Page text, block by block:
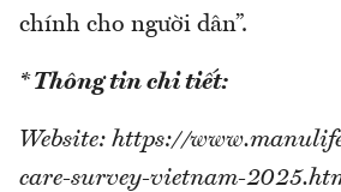
chính cho người dân”.
* Thông tin chi tiết:
Website: https://
care-survey-vietnam-